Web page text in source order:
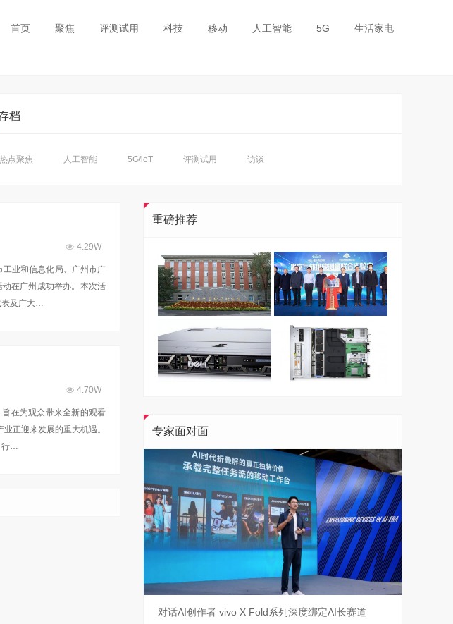
首页 聚焦 评测试用 科技 移动 人工智能 5G 生活家电
档
热点聚焦 人工智能 5G/ioT 评测试用 访谈
4.29W
业和信息化局、广州市广
在广州成功举办。本次活
表及广大…
4.70W
在为观众带来全新的观看
正迎来发展的重大机遇。
行…
重磅推荐
专家面对面
对话AI创作者 vivo X Fold系列深度绑定AI长赛道